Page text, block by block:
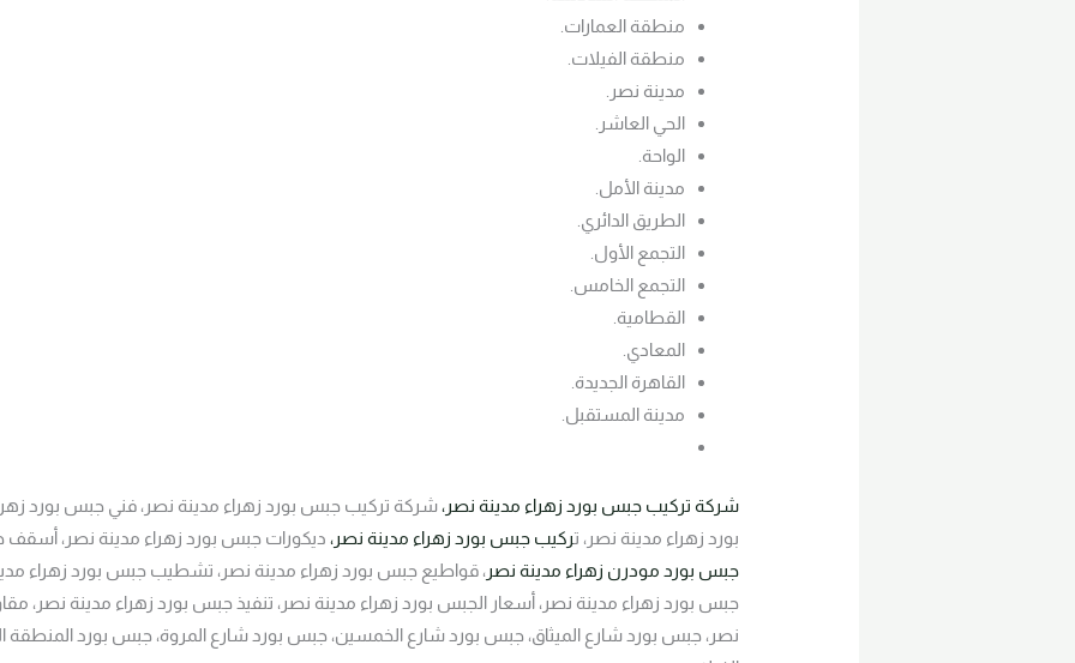
منطقة العمارات.
منطقة الفيلات.
مدينة نصر.
الحي العاشر.
الواحة.
مدينة الأمل.
الطريق الدائري.
التجمع الأول.
التجمع الخامس.
القطامية.
المعادي.
القاهرة الجديدة.
مدينة المستقبل.
شركة تركيب جبس بورد زهراء مدينة نصر،شركة تركيب جبس بورد زهراء مدينة نصر، فني جبس بورد
بورد زهراء مدينة نصر، تركيب جبس بورد زهراء مدينة نصر، ديكورات جبس بورد زهراء مدينة نصر، أسقف
جبس بورد مودرن زهراء مدينة نصر ، قواطيع جبس بورد زهراء مدينة نصر، تشطيب جبس بورد زهراء
جبس بورد زهراء مدينة نصر، أسعار الجبس بورد زهراء مدينة نصر، تنفيذ جبس بورد زهراء مدينة نصر،
نصر، جبس بورد شارع الميثاق، جبس بورد شارع الخمسين، جبس بورد شارع المروة، جبس بورد المنطقة